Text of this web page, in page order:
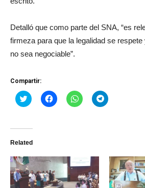
Detalló que como parte del SNA, “es
firmeza para que la legalidad se
no sea negociable”.
Compartir:
Haz
clic
Twitter
abre
una
ventana
nueva)
Haz
clic
una
ventana
nueva)
Haz
clic
una
ventana
nueva)
Haz
clic
una
ventana
nueva)
Related